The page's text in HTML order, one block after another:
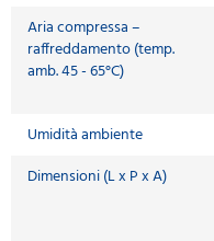
Aria compressa –
raffreddamento (temp.
amb. 45 - 65°C)
Umidità ambiente
Dimensioni (L x P x A)